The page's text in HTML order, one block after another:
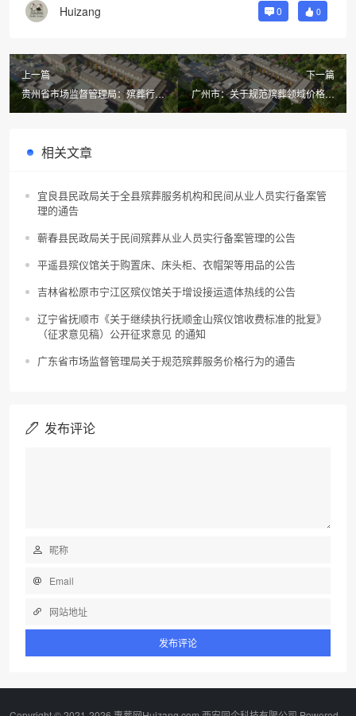
Huizang 0 0
上一篇
贵州省市场监督管理局：殡葬行业
价格行为提醒告诫函
下一篇
广州市：关于规范殡葬领域价格行
为的提醒告诫函
相关文章
宜良县民政局关于全县殡葬服务机构和民间从业人员实行备案管
理的通告
蕲春县民政局关于民间殡葬从业人员实行备案管理的公告
平遥县殡仪馆关于购置床、床头柜、衣帽架等用品的公告
吉林省松原市宁江区殡仪馆关于增设接运遗体热线的公告
辽宁省抚顺市《关于继续执行抚顺金山殡仪馆收费标准的批复》
（征求意见稿）公开征求意见 的通知
广东省市场监督管理局关于规范殡葬服务价格行为的通告
发布评论